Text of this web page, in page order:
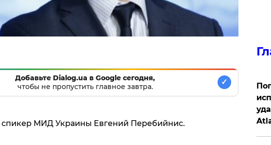
Добавьте Dialog.ua в Google сегодня,
чтобы не пропустить главное завтра.
✓
спикер МИД Украины Евгений Перебийнис.